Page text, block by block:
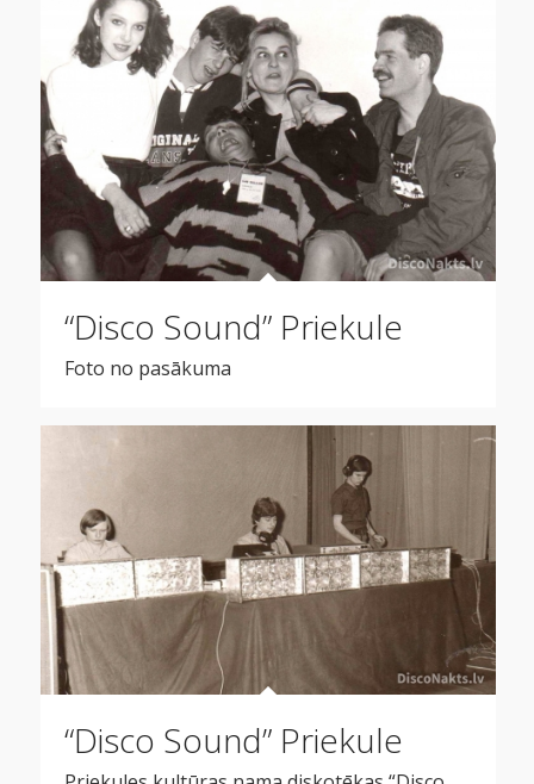
“Disco Sound” Priekule
Foto no pasākuma
“Disco Sound” Priekule